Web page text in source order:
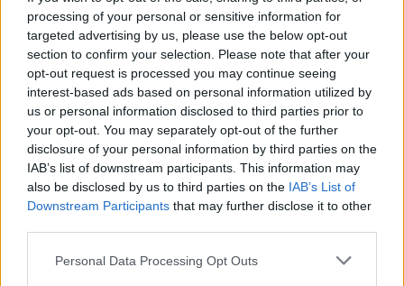
processing of your personal or sensitive information for
targeted advertising by us, please use the below opt-out
section to confirm your selection. Please note that after your
opt-out request is processed you may continue seeing
interest-based ads based on personal information utilized by
us or personal information disclosed to third parties prior to
your opt-out. You may separately opt-out of the further
disclosure of your personal information by third parties on the
IAB’s list of downstream participants. This information may
also be disclosed by us to third parties on the IAB’s List of
Downstream Participants that may further disclose it to other
Personal Data Processing Opt Outs